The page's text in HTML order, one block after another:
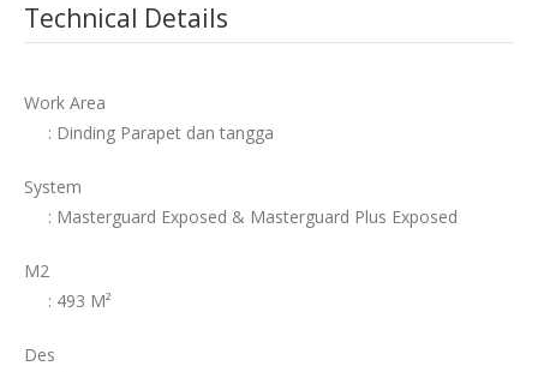
Technical Details
Work Area
: Dinding Parapet dan tangga
System
: Masterguard Exposed & Masterguard Plus Exposed
M2
: 493 M²
Des